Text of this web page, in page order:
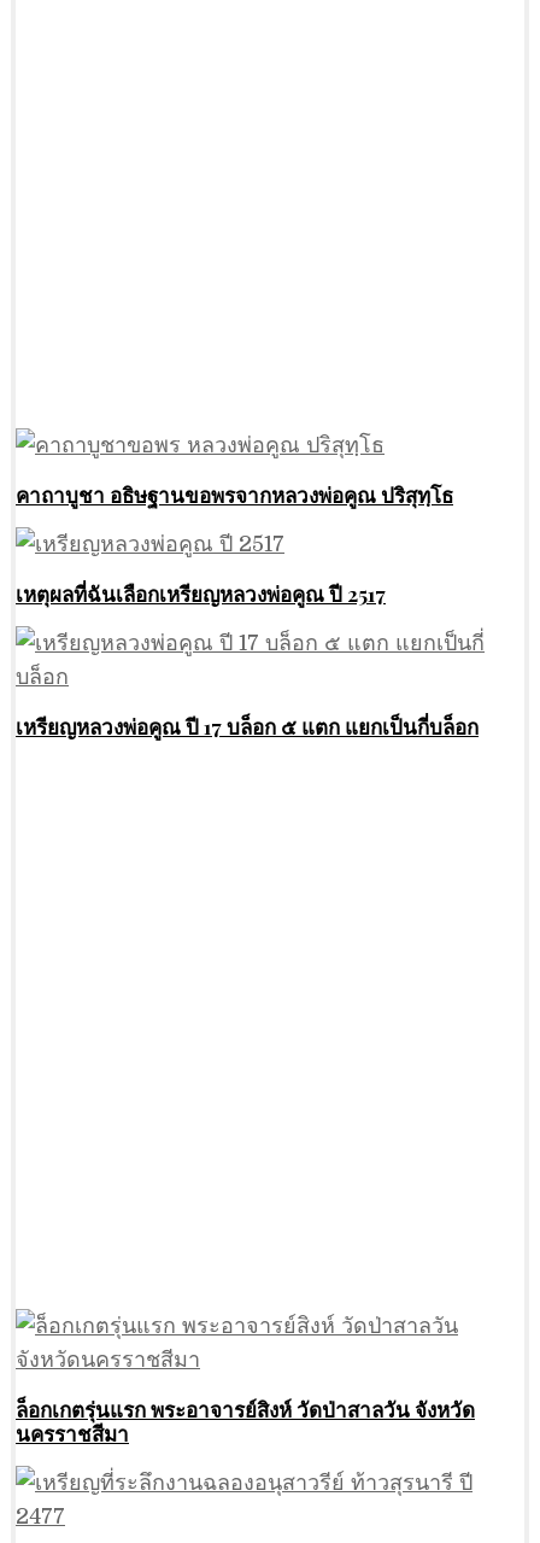
คาถาบูชา อธิษฐานขอพรจากหลวงพ่อคูณ ปริสุทฺโธ
เหตุผลที่ฉันเลือกเหรียญหลวงพ่อคูณ ปี 2517
เหรียญหลวงพ่อคูณ ปี 17 บล็อก ๕ แตก แยกเป็นกี่บล็อก
ล็อกเกตรุ่นแรก พระอาจารย์สิงห์ วัดป่าสาลวัน จังหวัด
นครราชสีมา